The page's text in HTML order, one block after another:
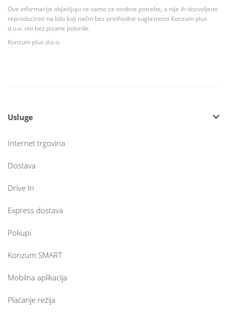
Ove informacije objavljuju se samo za osobne potrebe, a nije ih dozvoljeno
reproducirati na bilo koji način bez prethodne suglasnosti Konzum plus
d.o.o. niti bez pisane potvrde.
Konzum plus d.o.o.
Usluge
Internet trgovina
Dostava
Drive In
Express dostava
Pokupi
Konzum SMART
Mobilna aplikacija
Plaćanje režija